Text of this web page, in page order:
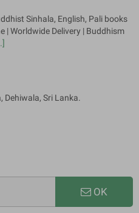
Sinhala, English, Pali books
| Worldwide Delivery | Buddhism
Dehiwala, Sri Lanka.
OK